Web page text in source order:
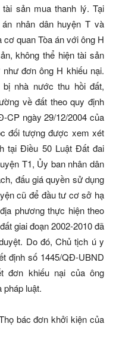
sản mua thanh lý. Tại
nhân dân huyện T và
quan Tòa án với ông H
không thể hiện tài sản
đơn ông H khiếu nại.
nhà nước thu hồi đất,
về đất theo quy định
CP ngày 29/12/2004 của
đối tượng được xem xét
tại Điều 50 Luật Đất đai
T1, Ủy ban nhân dân
đấu giá quyền sử dụng
cũ để đầu tư cơ sở hạ
phương thực hiện theo
giai đoạn 2002-2010 đã
Do đó, Chủ tịch ú y
định số 1445/QĐ-UBND
đơn khiếu nại của ông
pháp luật.
bác đơn khởi kiện của